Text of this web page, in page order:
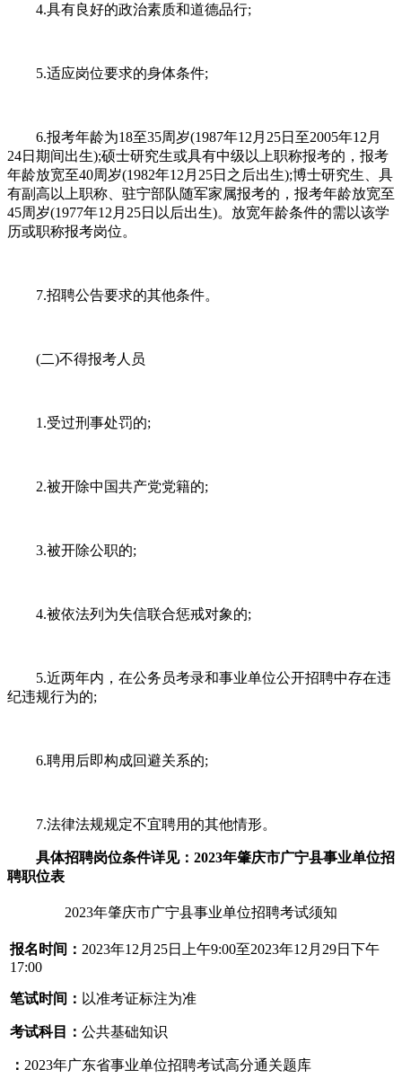
4.具有良好的政治素质和道德品行;
5.适应岗位要求的身体条件;
6.报考年龄为18至35周岁(1987年12月25日至2005年12月
24日期间出生);硕士研究生或具有中级以上职称报考的，报考
年龄放宽至40周岁(1982年12月25日之后出生);博士研究生、具
有副高以上职称、驻宁部队随军家属报考的，报考年龄放宽至
45周岁(1977年12月25日以后出生)。放宽年龄条件的需以该学
历或职称报考岗位。
7.招聘公告要求的其他条件。
(二)不得报考人员
1.受过刑事处罚的;
2.被开除中国共产党党籍的;
3.被开除公职的;
4.被依法列为失信联合惩戒对象的;
5.近两年内，在公务员考录和事业单位公开招聘中存在违
纪违规行为的;
6.聘用后即构成回避关系的;
7.法律法规规定不宜聘用的其他情形。
具体招聘岗位条件详见：2023年肇庆市广宁县事业单位招
聘职位表
2023年肇庆市广宁县事业单位招聘考试须知
报名时间： 2023年12月25日上午9:00至2023年12月29日下午
17:00
笔试时间： 以准考证标注为准
考试科目： 公共基础知识
： 2023年广东省事业单位招聘考试高分通关题库